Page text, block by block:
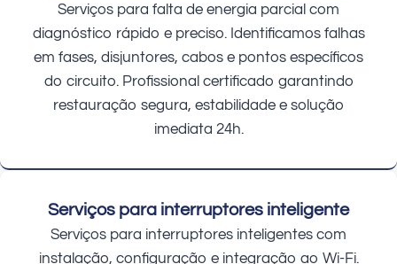
Serviços para falta de energia parcial com
diagnóstico rápido e preciso. Identificamos falhas
em fases, disjuntores, cabos e pontos específicos
do circuito. Profissional certificado garantindo
restauração segura, estabilidade e solução
imediata 24h.
Serviços para interruptores inteligente
Serviços para interruptores inteligentes com
instalação, configuração e integração ao Wi-Fi.